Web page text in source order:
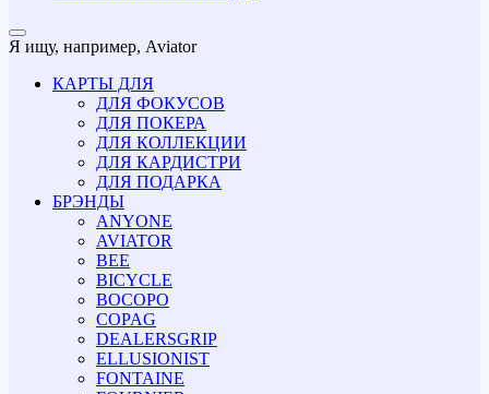
Я ищу, например, Aviator
КАРТЫ ДЛЯ
ДЛЯ ФОКУСОВ
ДЛЯ ПОКЕРА
ДЛЯ КОЛЛЕКЦИИ
ДЛЯ КАРДИСТРИ
ДЛЯ ПОДАРКА
БРЭНДЫ
ANYONE
AVIATOR
BEE
BICYCLE
BOCOPO
COPAG
DEALERSGRIP
ELLUSIONIST
FONTAINE